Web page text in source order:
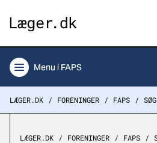
Menu i FAPS
LÆGER.DK FORENINGER FAPS
LÆGER.DK FORENINGER FAPS